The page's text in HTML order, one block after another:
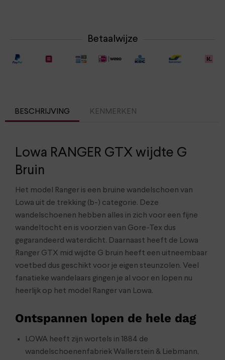
Betaalwijze
BESCHRIJVING KENMERKEN
Lowa RANGER GTX wijdte G
Bruin
Het model Ranger is een bruine wandelschoen van
Lowa uit de trekking (b-) categorie. Deze
wandelschoenen hebben alles in zich voor een fijne
wandeltocht en is voorzien van Gore-Tex dus
gegarandeerd waterdicht. Daarnaast heeft de Lowa
Ranger GTX mid wijdte G bruin heeft een uitneembaar
voetbed dus geschikt voor je eigen steunzolen. Veel
fanatieke wandelaars gingen je al voor en lopen nu
heerlijk op het model Ranger van Lowa.
Ontspannen lopen de hele dag
LOWA heeft zijn wortels in 1884 de
wandelschoenenfabriek Wallerstein & Liebmann,